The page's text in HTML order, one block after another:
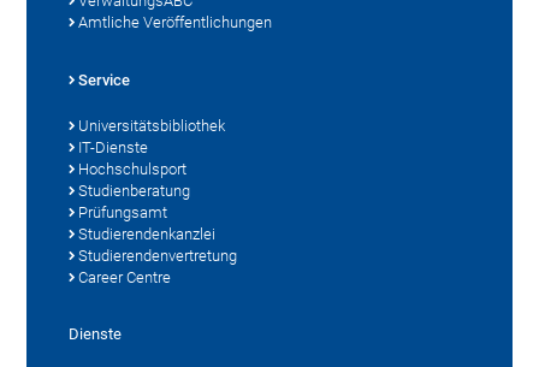
Amtliche Veröffentlichungen
Service
Universitätsbibliothek
IT-Dienste
Hochschulsport
Studienberatung
Prüfungsamt
Studierendenkanzlei
Studierendenvertretung
Career Centre
Dienste